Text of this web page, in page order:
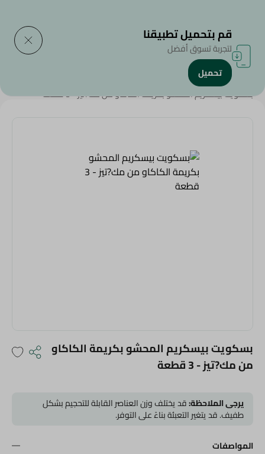
الرئيسية/سناكس وحلويات
بسكويت بيسكريم المحشو بكريمة الكاكاو من مك?تيز - 3 قطعة
بسكويت بيسكريم المحشو بكريمة الكاكاو
من مك?تيز - 3 قطعة
يرجى الملاحظة:قد يختلف وزن العناصر القابلة للتحجيم بشكل
طفيف. قد يتغير التعبئة بناءً على التوفر.
المواصفات
قم بتحميل تطبيقنا
لتجربة تسوق أفضل
تحميل